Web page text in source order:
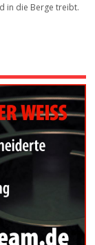
in die Berge treibt.